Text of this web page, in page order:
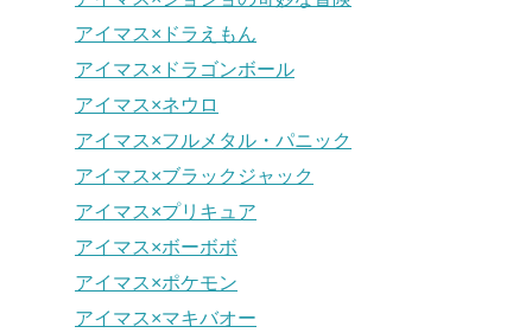
アイマス×ドラえもん
アイマス×ドラゴンボール
アイマス×ネウロ
アイマス×フルメタル・パニック
アイマス×ブラックジャック
アイマス×プリキュア
アイマス×ボーボボ
アイマス×ポケモン
アイマス×マキバオー